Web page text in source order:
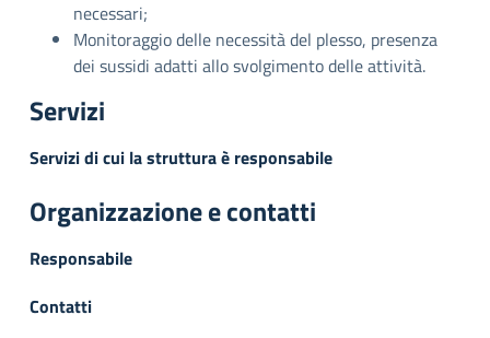
necessari;
Monitoraggio delle necessità del plesso, presenza
dei sussidi adatti allo svolgimento delle attività.
Servizi
Servizi di cui la struttura è responsabile
Organizzazione e contatti
Responsabile
Contatti